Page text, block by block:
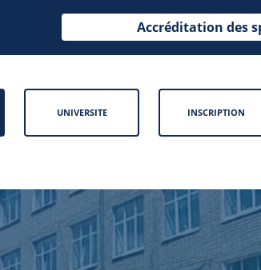
Accréditation des
UNIVERSITE INSCRIPTION